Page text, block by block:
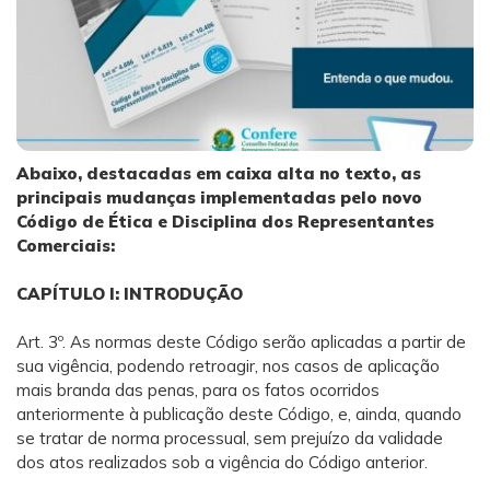
Abaixo, destacadas em caixa alta no texto, as
principais mudanças implementadas pelo novo
Código de Ética e Disciplina dos Representantes
Comerciais:
CAPÍTULO l: INTRODUÇÃO
Art. 3º. As normas deste Código serão aplicadas a partir de
sua vigência, podendo retroagir, nos casos de aplicação
mais branda das penas, para os fatos ocorridos
anteriormente à publicação deste Código, e, ainda, quando
se tratar de norma processual, sem prejuízo da validade
dos atos realizados sob a vigência do Código anterior.